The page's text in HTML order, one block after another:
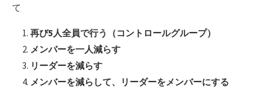
て
再び5人全員で行う（コントロールグループ）
メンバーを一人減らす
リーダーを減らす
メンバーを減らして、リーダーをメンバーにする